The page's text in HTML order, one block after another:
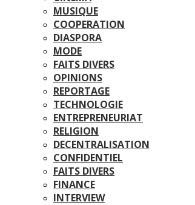
MUSIQUE
COOPERATION
DIASPORA
MODE
FAITS DIVERS
OPINIONS
REPORTAGE
TECHNOLOGIE
ENTREPRENEURIAT
RELIGION
DECENTRALISATION
CONFIDENTIEL
FAITS DIVERS
FINANCE
INTERVIEW